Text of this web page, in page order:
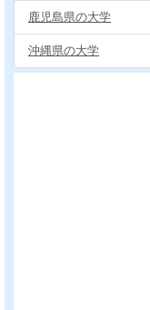
鹿児島県の大学
沖縄県の大学